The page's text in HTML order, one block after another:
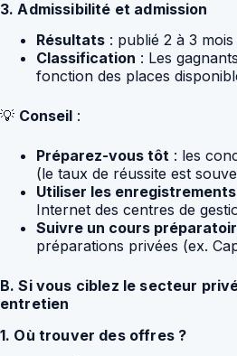
3. Admissibilité et admission
Résultats : publié 2 à 3
Classification : Les
fonction des places
💡 Conseil :
Préparez-vous tôt : les
(le taux de réussite est
Utiliser les enregistrements
Internet des centres de
Suivre un cours
préparations privées (ex.
B. Si vous ciblez le secteur
entretien
1. Où trouver des offres ?